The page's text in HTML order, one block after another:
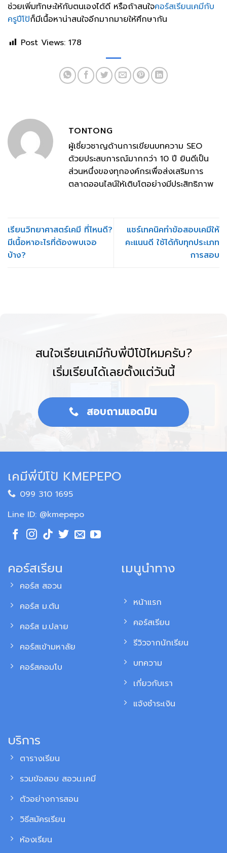
ช่วยเพิ่มทักษะให้กับตนเองได้ดี หรือถ้าสนใจคอร์สเรียนเคมีกับ
ครูปีโป้ก็มีเนื้อหาน่าสนใจอีกมากมายให้ศึกษากัน
Post Views: 178
TONTONG
ผู้เชี่ยวชาญด้านการเขียนบทความ SEO
ด้วยประสบการณ์มากกว่า 10 ปี ยินดีเป็น
ส่วนหนึ่งของทุกองค์กรเพื่อส่งเสริมการ
ตลาดออนไลน์ให้เติบโตอย่างมีประสิทธิภาพ
เรียนวิทยาศาสตร์เคมี ที่ไหนดี?
มีเนื้อหาอะไรที่ต้องพบเจอ
บ้าง?
แชร์เทคนิคทำข้อสอบเคมีให้
คะแนนดี ใช้ได้กับทุกประเภท
การสอบ
สนใจเรียนเคมีกับพี่ปีโป้ไหมครับ?
เริ่มเรียนได้เลยตั้งแต่วันนี้
สอบถามแอดมิน
เคมีพี่ปีโป้ KMEPEPO
099 310 1695
Line ID: @kmepepo
คอร์สเรียน
คอร์ส สอวน
คอร์ส ม.ต้น
คอร์ส ม.ปลาย
คอร์สเข้ามหาลัย
คอร์สคอมโบ
เมนูนำทาง
หน้าแรก
คอร์สเรียน
รีวิวจากนักเรียน
บทความ
เกี่ยวกับเรา
แจ้งชำระเงิน
บริการ
ตารางเรียน
รวมข้อสอบ สอวน.เคมี
ตัวอย่างการสอน
วิธีสมัครเรียน
ห้องเรียน